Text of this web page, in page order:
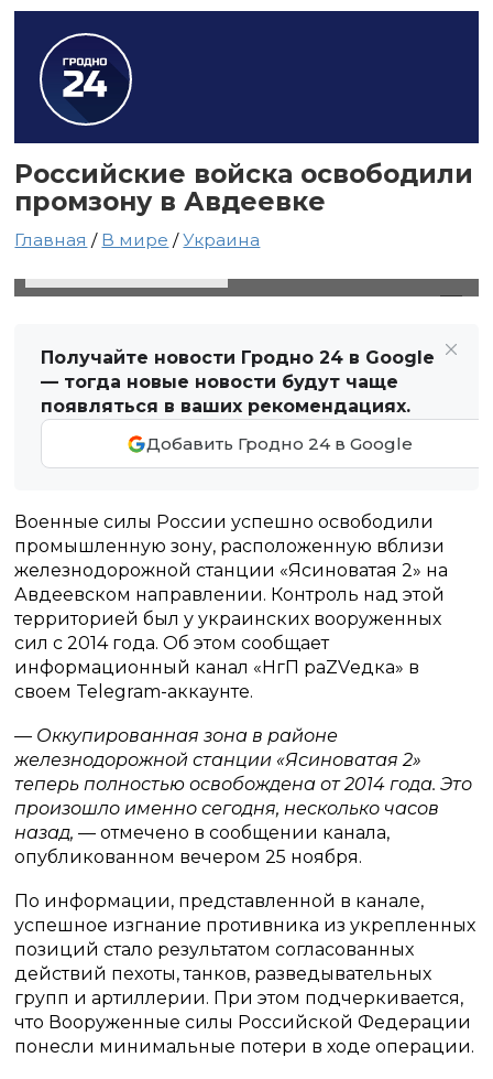
Российские войска освободили
промзону в Авдеевке
Главная / В мире /Украина
Получайте новости Гродно 24 в Google
— тогда новые новости будут чаще
появляться в ваших рекомендациях.
Добавить Гродно 24 в Google
Военные силы России успешно освободили
промышленную зону, расположенную вблизи
железнодорожной станции «Ясиноватая 2» на
Авдеевском направлении. Контроль над этой
территорией был у украинских вооруженных
сил с 2014 года. Об этом сообщает
информационный канал «НгП раZVедка» в
своем Telegram-аккаунте.
— Оккупированная зона в районе
железнодорожной станции «Ясиноватая 2»
теперь полностью освобождена от 2014 года. Это
произошло именно сегодня, несколько часов
назад,— отмечено в сообщении канала,
опубликованном вечером 25 ноября.
По информации, представленной в канале,
успешное изгнание противника из укрепленных
позиций стало результатом согласованных
действий пехоты, танков, разведывательных
групп и артиллерии. При этом подчеркивается,
что Вооруженные силы Российской Федерации
понесли минимальные потери в ходе операции.